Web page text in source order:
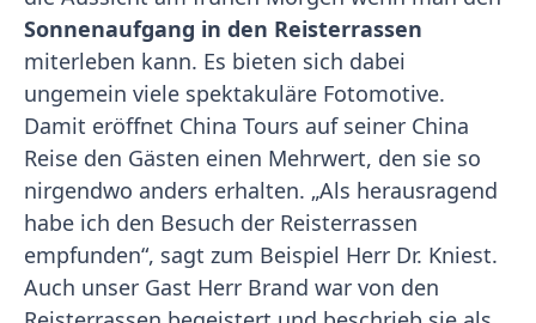
Sonnenaufgang in den Reisterrassen
miterleben kann. Es bieten sich dabei
ungemein viele spektakuläre Fotomotive.
Damit eröffnet China Tours auf seiner China
Reise den Gästen einen Mehrwert, den sie so
nirgendwo anders erhalten. „Als herausragend
habe ich den Besuch der Reisterrassen
empfunden“, sagt zum Beispiel Herr Dr. Kniest.
Auch unser Gast Herr Brand war von den